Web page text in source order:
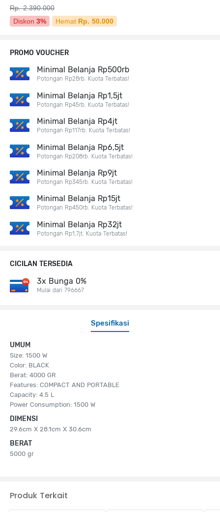
Rp. 2.390.000
Diskon 3% Hemat Rp. 50.000
Spesifikasi
UMUM
Size: 1500 W
Color: BLACK
Berat: 4000 GR
Features: COMPACT AND PORTABLE
Capacity: 4.5 L
Power Consumption: 1500 W
DIMENSI
29.6cm X 28.1cm X 30.6cm
BERAT
5000 gr
PROMO VOUCHER
Minimal Belanja Rp500rb
Potongan Rp28rb. Kuota Terbatas!
Minimal Belanja Rp1,5jt
Potongan Rp45rb. Kuota Terbatas!
Minimal Belanja Rp4jt
Potongan Rp117rb. Kuota Terbatas!
Minimal Belanja Rp6,5jt
Potongan Rp208rb. Kuota Terbatas!
Minimal Belanja Rp9jt
Potongan Rp345rb. Kuota Terbatas!
Minimal Belanja Rp15jt
Potongan Rp450rb. Kuota Terbatas!
Minimal Belanja Rp32jt
Potongan Rp1,7jt. Kuota Terbatas!
CICILAN TERSEDIA
3x Bunga 0%
Mulai dari 796667
Produk Terkait